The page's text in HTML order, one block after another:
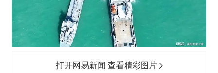
打开网易新闻 查看精彩图片